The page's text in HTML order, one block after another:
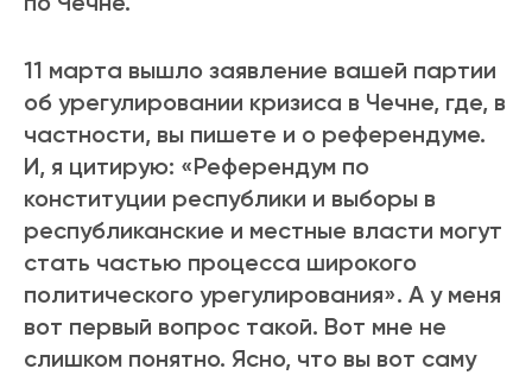
11 марта вышло заявление вашей партии
об урегулировании кризиса в Чечне, где, в
частности, вы пишете и о референдуме.
И, я цитирую: «Референдум по
конституции республики и выборы в
республиканские и местные власти могут
стать частью процесса широкого
политического урегулирования». А у меня
вот первый вопрос такой. Вот мне не
слишком понятно. Ясно, что вы вот саму